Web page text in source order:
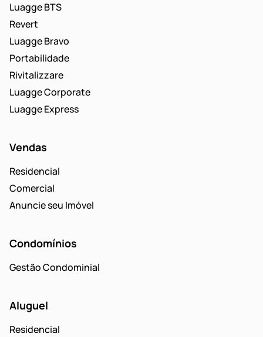
Luagge BTS
Revert
Luagge Bravo
Portabilidade
Rivitalizzare
Luagge Corporate
Luagge Express
Vendas
Residencial
Comercial
Anuncie seu Imóvel
Condomínios
Gestão Condominial
Aluguel
Residencial